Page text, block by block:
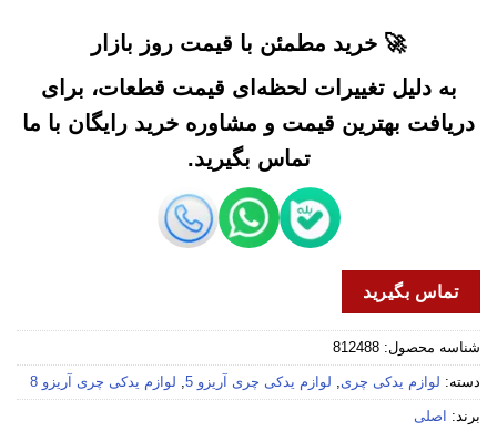
🚀 خرید مطمئن با قیمت روز بازار
به دلیل تغییرات لحظه‌ای قیمت قطعات، برای
دریافت بهترین قیمت و مشاوره خرید رایگان با ما
تماس بگیرید.
تماس بگیرید
شناسه محصول: 812488
دسته: لوازم یدکی چری, لوازم یدکی چری آریزو 5 , لوازم یدکی چری آریزو 8
برند: اصلی